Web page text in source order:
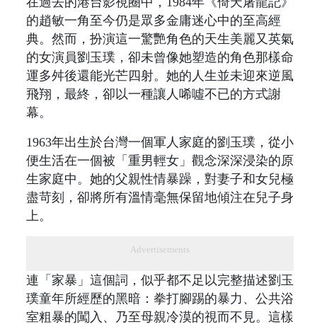
的趙敏一角至今仍是眾多金庸迷心中的至高經
典。然而，扮演這一驚艷角色的天生美麗又英氣
的女演員劉玉璞，卻未曾像她塑造的角色那樣命
運多舛後還能光芒四射。她的人生並未迎來逆風
飛翔，最終，卻以一種讓人唏噓不已的方式謝
幕。
1963年出生於台灣一個軍人家庭的劉玉璞，從小
便生活在一個被「重男輕女」觀念深深浸染的原
生家庭中。她的父親性情暴躁，對妻子和女兒極
盡苛刻，卻將所有溫情毫無保留地傾注在兒子身
上。
Advertisements
連「家暴」這個詞，似乎都不足以完整描述劉玉
璞童年所經歷的黑暗：拳打腳踢的暴力、公共浴
室粗暴的闖入、乃至母親冷漠的視而不見。這樣